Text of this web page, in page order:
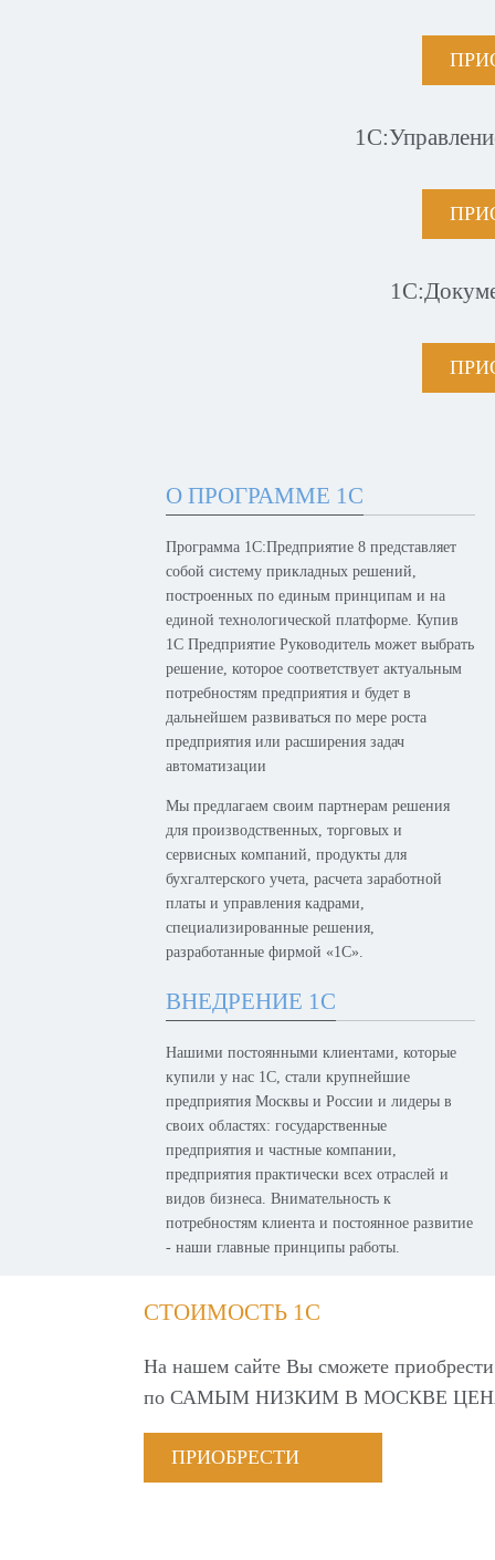
О ПРОГРАММЕ 1С
Программа 1С:Предприятие 8 представляет
собой систему прикладных решений,
построенных по единым принципам и на
единой технологической платформе. Купив
1С Предприятие Руководитель может выбрать
решение, которое соответствует актуальным
потребностям предприятия и будет в
дальнейшем развиваться по мере роста
предприятия или расширения задач
автоматизации
Мы предлагаем своим партнерам решения
для производственных, торговых и
сервисных компаний, продукты для
бухгалтерского учета, расчета заработной
платы и управления кадрами,
специализированные решения,
разработанные фирмой «1С».
ВНЕДРЕНИЕ 1С
Нашими постоянными клиентами, которые
купили у нас 1С, стали крупнейшие
предприятия Москвы и России и лидеры в
своих областях: государственные
предприятия и частные компании,
предприятия практически всех отраслей и
видов бизнеса. Внимательность к
потребностям клиента и постоянное развитие
- наши главные принципы работы.
СТОИМОСТЬ 1С
На нашем сайте Вы сможете
по САМЫМ НИЗКИМ В МОСКВЕ
ПРИОБРЕСТИ